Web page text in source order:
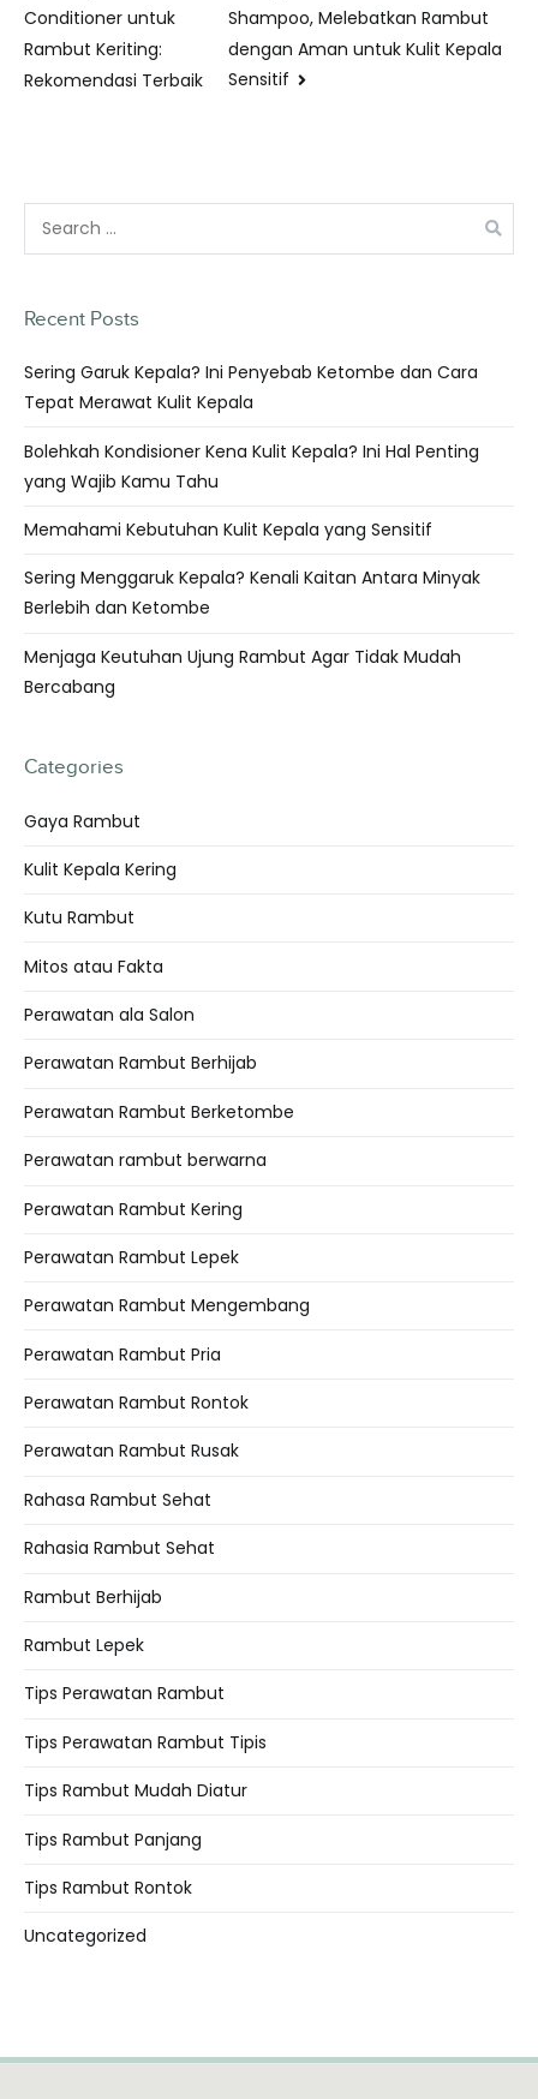
Conditioner untuk
Rambut Keriting:
Rekomendasi Terbaik
Shampoo, Melebatkan Rambut
dengan Aman untuk Kulit Kepala
Sensitif
Recent Posts
Sering Garuk Kepala? Ini Penyebab Ketombe dan Cara
Tepat Merawat Kulit Kepala
Bolehkah Kondisioner Kena Kulit Kepala? Ini Hal Penting
yang Wajib Kamu Tahu
Memahami Kebutuhan Kulit Kepala yang Sensitif
Sering Menggaruk Kepala? Kenali Kaitan Antara Minyak
Berlebih dan Ketombe
Menjaga Keutuhan Ujung Rambut Agar Tidak Mudah
Bercabang
Categories
Gaya Rambut
Kulit Kepala Kering
Kutu Rambut
Mitos atau Fakta
Perawatan ala Salon
Perawatan Rambut Berhijab
Perawatan Rambut Berketombe
Perawatan rambut berwarna
Perawatan Rambut Kering
Perawatan Rambut Lepek
Perawatan Rambut Mengembang
Perawatan Rambut Pria
Perawatan Rambut Rontok
Perawatan Rambut Rusak
Rahasa Rambut Sehat
Rahasia Rambut Sehat
Rambut Berhijab
Rambut Lepek
Tips Perawatan Rambut
Tips Perawatan Rambut Tipis
Tips Rambut Mudah Diatur
Tips Rambut Panjang
Tips Rambut Rontok
Uncategorized